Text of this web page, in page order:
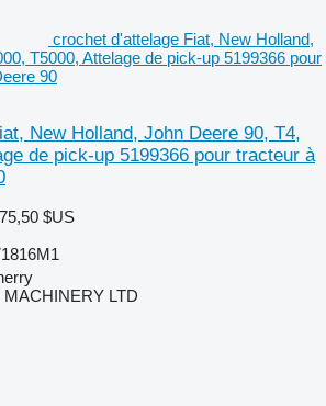
crochet d'attelage Fiat, New Holland,
T5000, Attelage de pick-up 5199366 pour
90
New Holland, John Deere 90, T4,
de pick-up 5199366 pour tracteur à
$US
LTD